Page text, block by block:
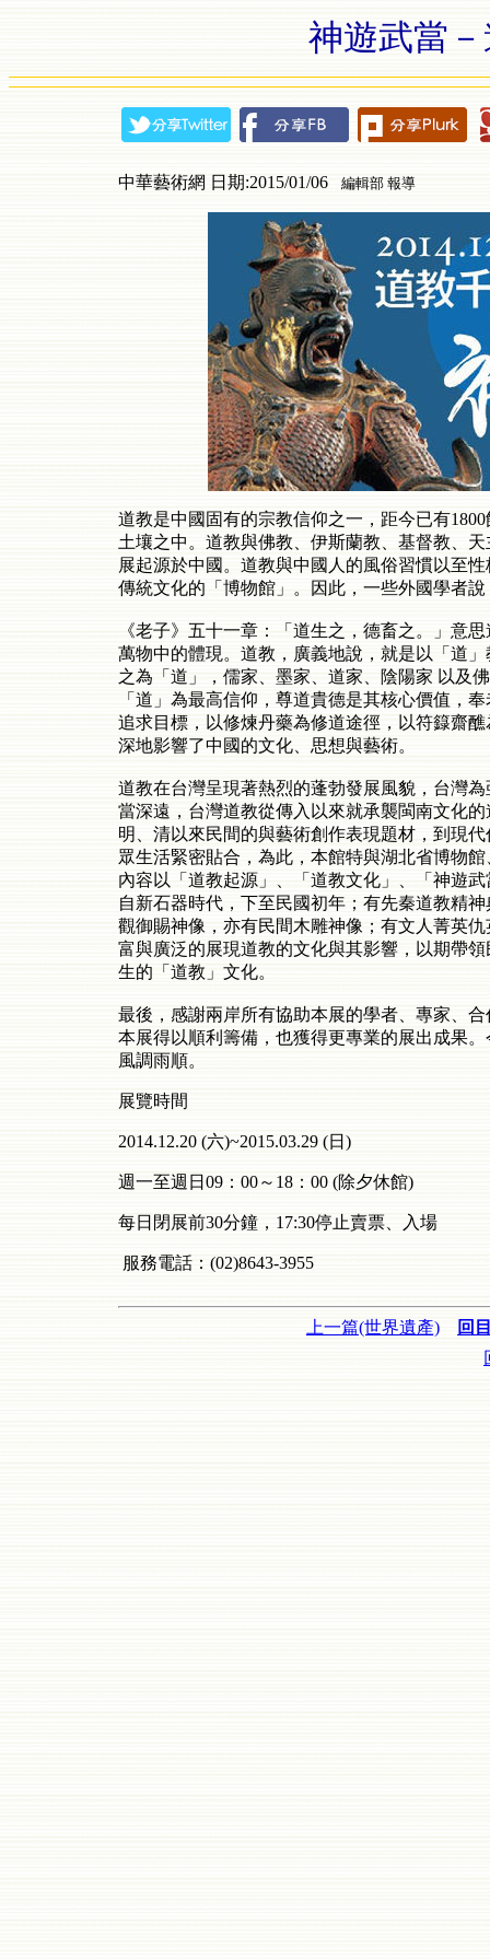
神遊武當
中華藝術網 日期:2015/01/06 編輯部 報導
道教是中國固有的宗教信仰之一，距今已有
土壤之中。道教與佛教、伊斯蘭教、基督教、
展起源於中國。道教與中國人的風俗習慣以至
傳統文化的「博物館」。因此，一些外國學者
《老子》五十一章：「道生之，德畜之。」意
萬物中的體現。道教，廣義地說，就是以「道
之為「道」，儒家、墨家、道家、陰陽家 以及
「道」為最高信仰，尊道貴德是其核心價值，
追求目標，以修煉丹藥為修道途徑，以符籙齋
深地影響了中國的文化、思想與藝術。
道教在台灣呈現著熱烈的蓬勃發展風貌，台灣
當深遠，台灣道教從傳入以來就承襲閩南文化
明、清以來民間的與藝術創作表現題材，到現
眾生活緊密貼合，為此，本館特與湖北省博物
內容以「道教起源」、「道教文化」、「神遊
自新石器時代，下至民國初年；有先秦道教精
觀御賜神像，亦有民間木雕神像；有文人菁英
富與廣泛的展現道教的文化與其影響，以期帶
生的「道教」文化。
最後，感謝兩岸所有協助本展的學者、專家、
本展得以順利籌備，也獲得更專業的展出成果
風調雨順。
展覽時間
2014.12.20 (六)~2015.03.29 (日)
週一至週日09：00～18：00 (除夕休館)
每日閉展前30分鐘，17:30停止賣票、入場
服務電話：(02)8643-3955
上一篇(世界遺產)
回